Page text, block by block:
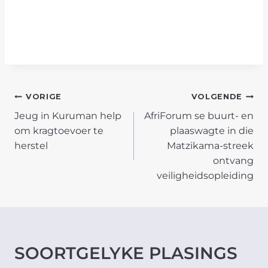
POST
NAVIGATION
VORIGE
Jeug in Kuruman help
om kragtoevoer te
herstel
VOLGENDE
AfriForum se buurt- en
plaaswagte in die
Matzikama-streek
ontvang
veiligheidsopleiding
SOORTGELYKE PLASINGS